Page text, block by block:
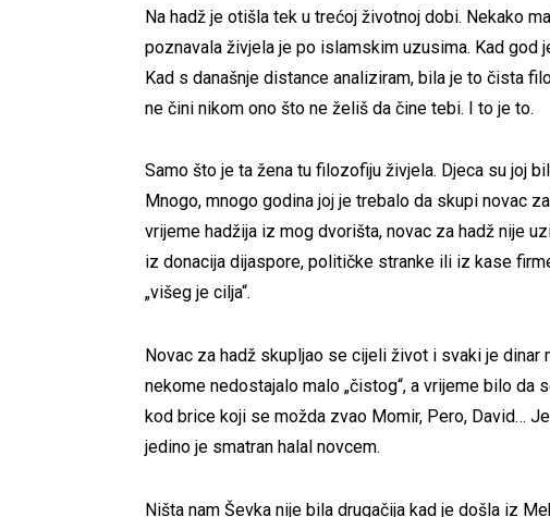
Na hadž je otišla tek u trećoj životnoj dobi. Nekako
poznavala živjela je po islamskim uzusima. Kad god
Kad s današnje distance analiziram, bila je to čista
ne čini nikom ono što ne želiš da čine tebi. I to je to.
Samo što je ta žena tu filozofiju živjela. Djeca su joj
Mnogo, mnogo godina joj je trebalo da skupi novac
vrijeme hadžija iz mog dvorišta, novac za hadž nije
iz donacija dijaspore, političke stranke ili iz kase
„višeg je cilja“.
Novac za hadž skupljao se cijeli život i svaki je dinar
nekome nedostajalo malo „čistog“, a vrijeme bilo da
kod brice koji se možda zvao Momir, Pero, David…
jedino je smatran halal novcem.
Ništa nam Ševka nije bila drugačija kad je došla iz